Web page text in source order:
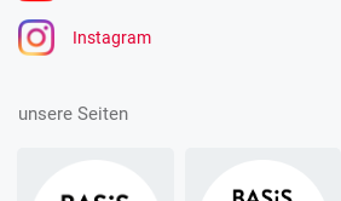
Instagram
unsere Seiten